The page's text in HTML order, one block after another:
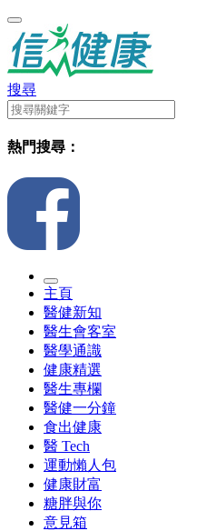
搜尋
熱門搜尋：
主頁
醫健新知
醫生會客室
醫學通識
健康精選
醫生專欄
醫健一分鐘
食出健康
醫 Tech
運動懶人包
健康財富
糖胖與你
意見箱